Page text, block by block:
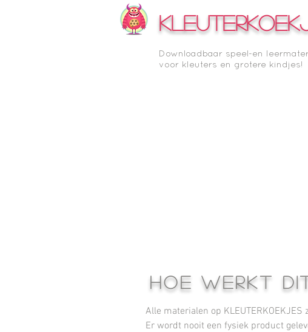
Downloadbaar speel-en
voor kleuters en grotere kindjes!
HOE WERKT
Alle materialen op
Er wordt nooit een fysiek product